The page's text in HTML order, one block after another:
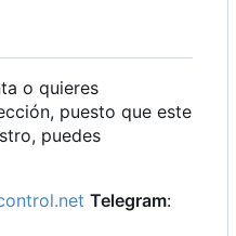
o quieres
puesto que este
puedes
Telegram: